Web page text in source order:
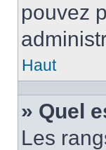
pouvez
Haut
» Quel
Les